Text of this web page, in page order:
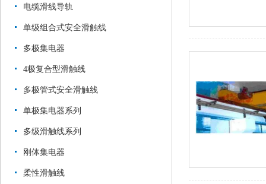
电缆滑线导轨
单级组合式安全滑触线
多极集电器
4极复合型滑触线
多极管式安全滑触线
单极集电器系列
多级滑触线系列
刚体集电器
柔性滑触线